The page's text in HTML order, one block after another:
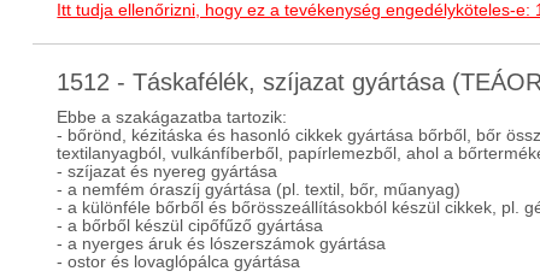
Itt tudja ellenőrizni, hogy ez a tevékenység engedélyköteles-e:
1512 - Táskafélék, szíjazat gyártása
Ebbe a szakágazatba tartozik:
- bőrönd, kézitáska és hasonló cikkek gyártása bőrből, bőr
textilanyagból, vulkánfíberből, papírlemezből, ahol a
- szíjazat és nyereg gyártása
- a nemfém óraszíj gyártása (pl. textil, bőr, műanyag)
- a különféle bőrből és bőrösszeállításokból készül cikkek, pl.
- a bőrből készül cipőfűző gyártása
- a nyerges áruk és lószerszámok gyártása
- ostor és lovaglópálca gyártása